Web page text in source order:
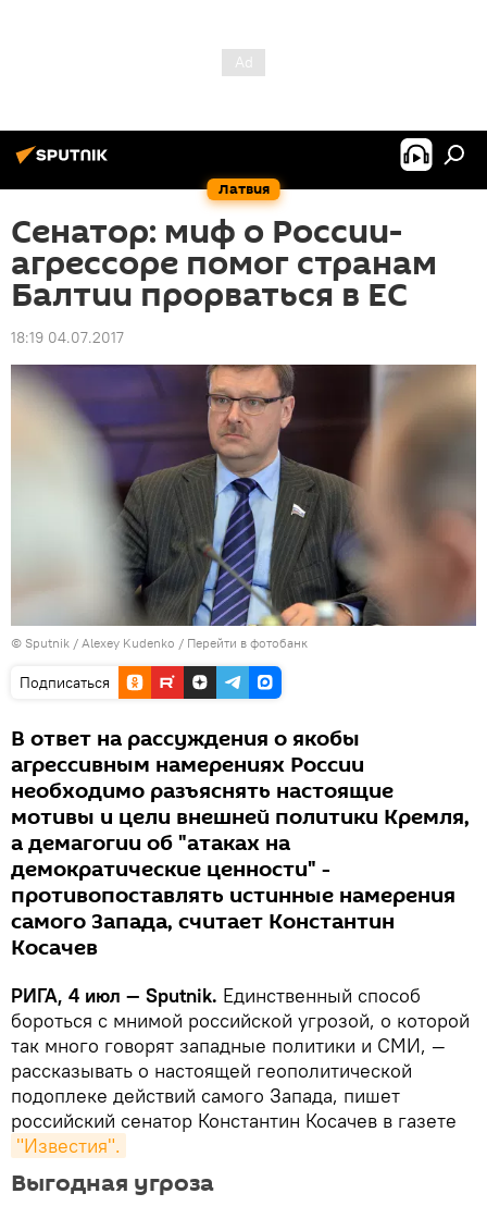
Латвия
Сенатор: миф о России-
агрессоре помог странам
Балтии прорваться в ЕС
18:19 04.07.2017
© Sputnik / Alexey Kudenko / Перейти в фотобанк
Подписаться
В ответ на рассуждения о якобы
агрессивным намерениях России
необходимо разъяснять настоящие
мотивы и цели внешней политики Кремля,
а демагогии об "атаках на
демократические ценности" -
противопоставлять истинные намерения
самого Запада, считает Константин
Косачев
РИГА, 4 июл — Sputnik. Единственный способ
бороться с мнимой российской угрозой, о которой
так много говорят западные политики и СМИ, —
рассказывать о настоящей геополитической
подоплеке действий самого Запада, пишет
российский сенатор Константин Косачев в газете
"Известия".
Выгодная угроза